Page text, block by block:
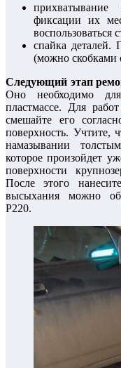
фиксации их
воспользоваться
спайка деталей.
(можно скобками
Следующий этап
Оно необходимо
пластмассе. Для
смешайте его
поверхность. Учтите,
намазывании
которое произойдет
поверхности
После этого
высыхания можно
Р220.